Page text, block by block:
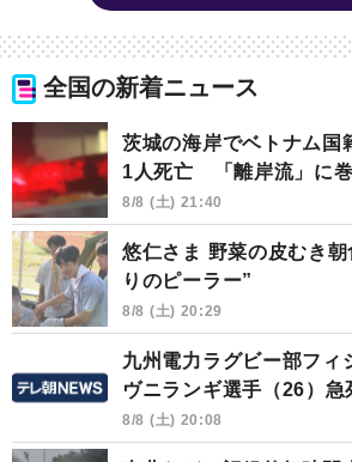
全国の新着ニュース
茨城の海岸でベトナム国
1人死亡 「離岸流」に
8/8 (土) 21:40
悠仁さま 野菜の皮むき
りのピーラー”
8/8 (土) 20:29
九州電力ラグビー部フィ
ヴニランギ選手（26）
8/8 (土) 20:08